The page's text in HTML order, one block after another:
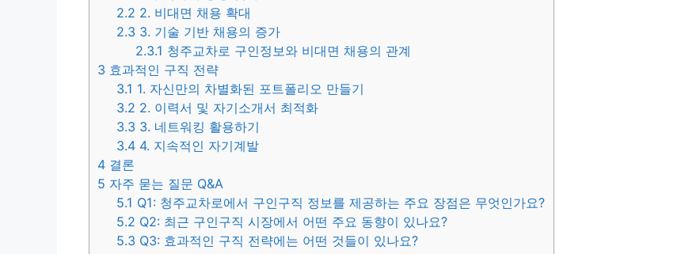
2.2 2. 비대면 채용 확대
2.3 3. 기술 기반 채용의 증가
2.3.1 청주교차로 구인정보와 비대면 채용의 관계
3 효과적인 구직 전략
3.1 1. 자신만의 차별화된 포트폴리오 만들기
3.2 2. 이력서 및 자기소개서 최적화
3.3 3. 네트워킹 활용하기
3.4 4. 지속적인 자기계발
4 결론
5 자주 묻는 질문 Q&A
5.1 Q1: 청주교차로에서 구인구직 정보를 제공하는 주요 장점은 무엇인가요?
5.2 Q2: 최근 구인구직 시장에서 어떤 주요 동향이 있나요?
5.3 Q3: 효과적인 구직 전략에는 어떤 것들이 있나요?